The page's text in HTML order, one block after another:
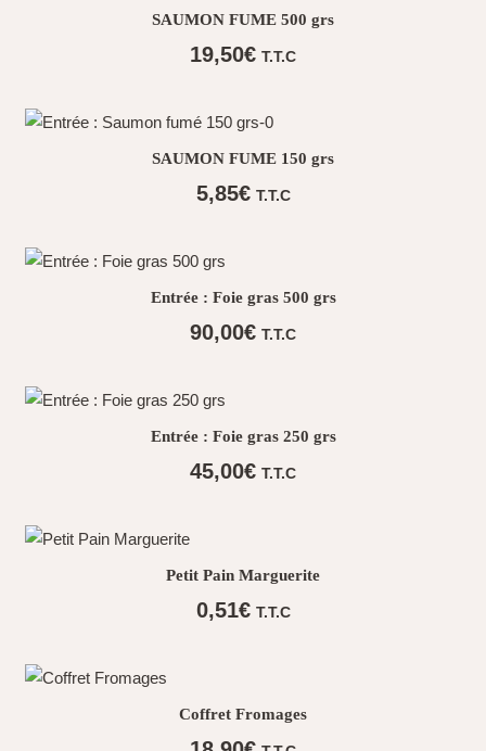
SAUMON FUME 500 grs
19,50€ T.T.C
SAUMON FUME 150 grs
5,85€ T.T.C
Entrée : Foie gras 500 grs
90,00€ T.T.C
Entrée : Foie gras 250 grs
45,00€ T.T.C
Petit Pain Marguerite
0,51€ T.T.C
Coffret Fromages